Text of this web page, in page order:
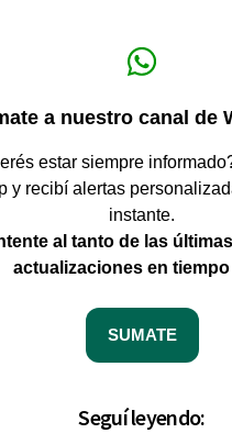
a nuestro canal de
estar siempre
y recibí alertas
instante.
al tanto de las
actualizaciones en tiempo
SUMATE
Seguí leyendo: